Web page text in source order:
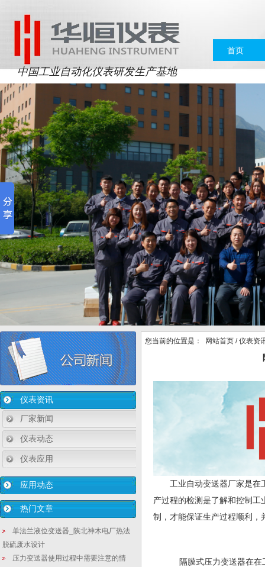
中国工业自动化仪表研发生产基地
首页
仪表资讯
厂家新闻
仪表动态
仪表应用
应用动态
热门文章
单法兰液位变送器_陕北神木电厂热法
脱硫废水设计
压力变送器使用过程中需要注意的情
您当前的位置是： 网站首页 /仪表资
工业自动变送器厂家是在
产过程的检测是了解和控制
制，才能保证生产过程顺利，
隔膜式压力变送器在在